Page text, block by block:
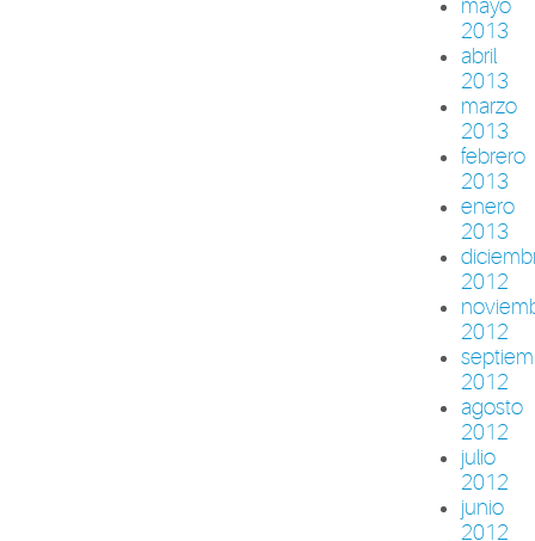
mayo
2013
abril
2013
marzo
2013
febrero
2013
enero
2013
2012
2012
2012
agosto
2012
julio
2012
junio
2012